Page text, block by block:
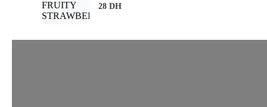
28 DH